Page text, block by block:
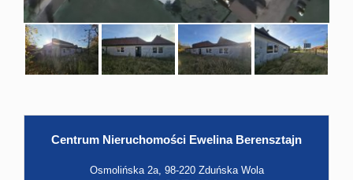
Centrum Nieruchomości Ewelina Berensztajn
Osmolińska 2a, 98-220 Zduńska Wola